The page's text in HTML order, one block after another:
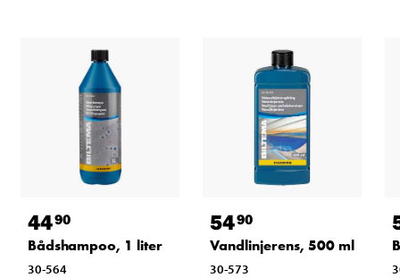
4490
Bådshampoo, 1 liter
30-564
5490
Vandlinjerens, 500 ml
30-573